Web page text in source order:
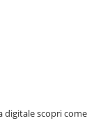
digitale scopri come